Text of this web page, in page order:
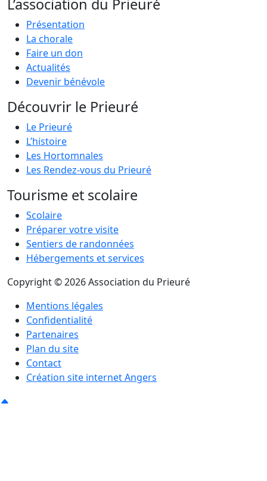
L’association du Prieuré
Présentation
La chorale
Faire un don
Actualités
Devenir bénévole
Découvrir le Prieuré
Le Prieuré
L’histoire
Les Hortomnales
Les Rendez-vous du Prieuré
Tourisme et scolaire
Scolaire
Préparer votre visite
Sentiers de randonnées
Hébergements et services
Copyright © 2026 Association du Prieuré
Mentions légales
Confidentialité
Partenaires
Plan du site
Contact
Création site internet Angers